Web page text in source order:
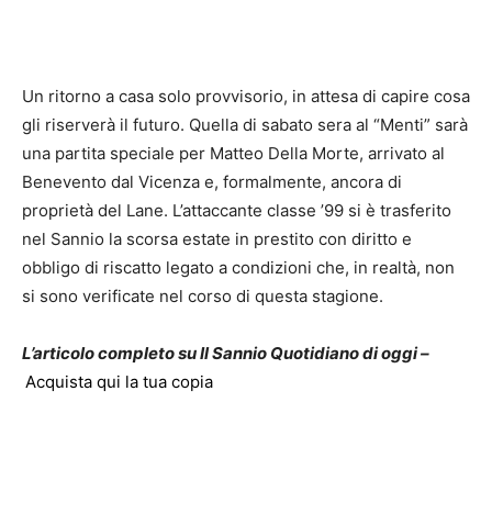
Un ritorno a casa solo provvisorio, in attesa di capire cosa
gli riserverà il futuro. Quella di sabato sera al “Menti” sarà
una partita speciale per Matteo Della Morte, arrivato al
Benevento dal Vicenza e, formalmente, ancora di
proprietà del Lane. L’attaccante classe ’99 si è trasferito
nel Sannio la scorsa estate in prestito con diritto e
obbligo di riscatto legato a condizioni che, in realtà, non
si sono verificate nel corso di questa stagione.
L’articolo completo su Il Sannio Quotidiano di oggi –
Acquista qui la tua copia